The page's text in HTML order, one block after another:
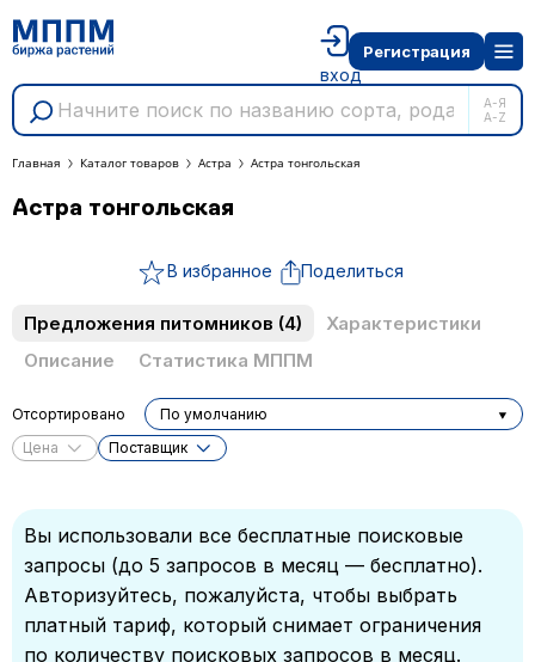
А-Я
A-Z
вход
Регистрация
Главная Каталог товаров Астра Астра тонгольская
Астра тонгольская
В избранное Поделиться
Предложения питомников (4)
Характеристики
Описание
Статистика МППМ
Цена Поставщик
Отсортировано По умолчанию
Вы использовали все бесплатные поисковые
запросы (до 5 запросов в месяц — бесплатно).
Авторизуйтесь, пожалуйста, чтобы выбрать
платный тариф, который снимает ограничения
по количеству поисковых запросов в месяц.